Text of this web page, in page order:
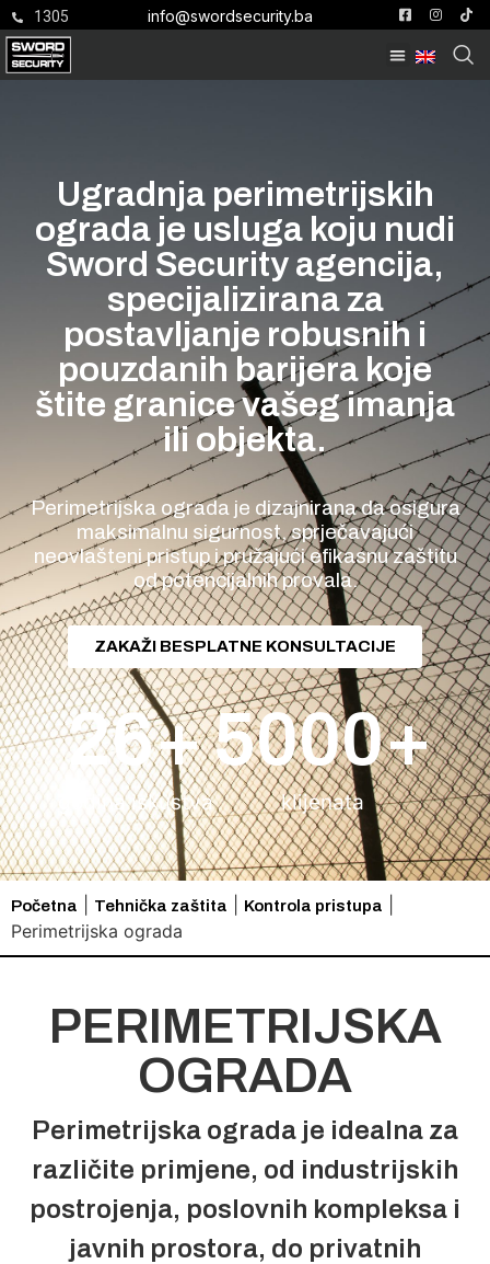
1305 info@swordsecurity.ba
Ugradnja perimetrijskih
ograda je usluga koju nudi
Sword Security agencija,
specijalizirana za
postavljanje robusnih i
pouzdanih barijera koje
štite granice vašeg imanja
ili objekta.
Perimetrijska ograda je dizajnirana da osigura
maksimalnu sigurnost, sprječavajući
neovlašteni pristup i pružajući efikasnu zaštitu
od potencijalnih provala.
ZAKAŽI BESPLATNE KONSULTACIJE
klijenata
5000+
godina iskustva
26+
Početna Tehnička zaštita Kontrola pristupa
Perimetrijska ograda
PERIMETRIJSKA
OGRADA
Perimetrijska ograda je idealna za
različite primjene, od industrijskih
postrojenja, poslovnih kompleksa i
javnih prostora, do privatnih